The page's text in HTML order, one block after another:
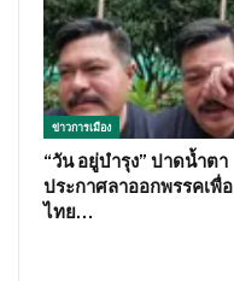
ข่าวการเมือง
“วัน อยู่บำรุง” ปาดน้ำตา
ประกาศลาออกพรรคเพื่อ
ไทย…